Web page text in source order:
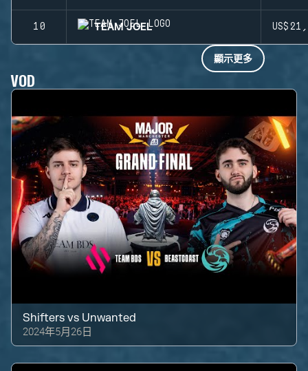
10 TEAM JOEL
顯示更多
VOD
Shifters vs Unwanted
2024年5月26日